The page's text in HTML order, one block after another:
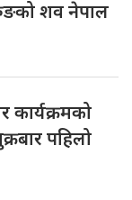
शव नेपाल
कार्यक्रमको
पहिलो